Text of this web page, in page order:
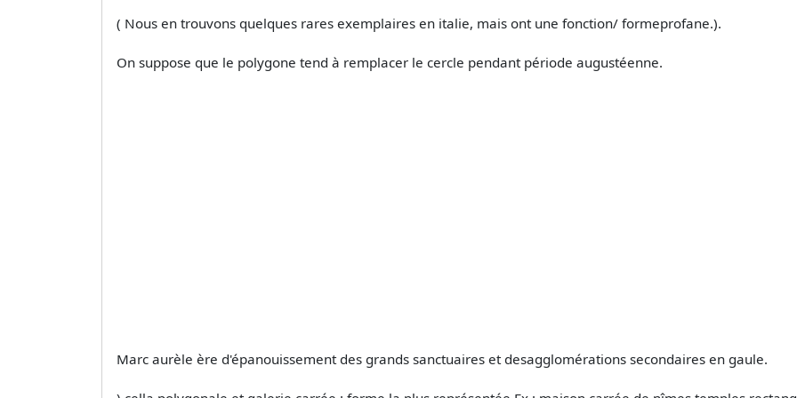
( Nous en trouvons quelques rares exemplaires en italie, mais ont une fonction/ formeprofane.).
On suppose que le polygone tend à remplacer le cercle pendant période augustéenne.
Marc aurèle ère d'épanouissement des grands sanctuaires et desagglomérations secondaires en gaule.